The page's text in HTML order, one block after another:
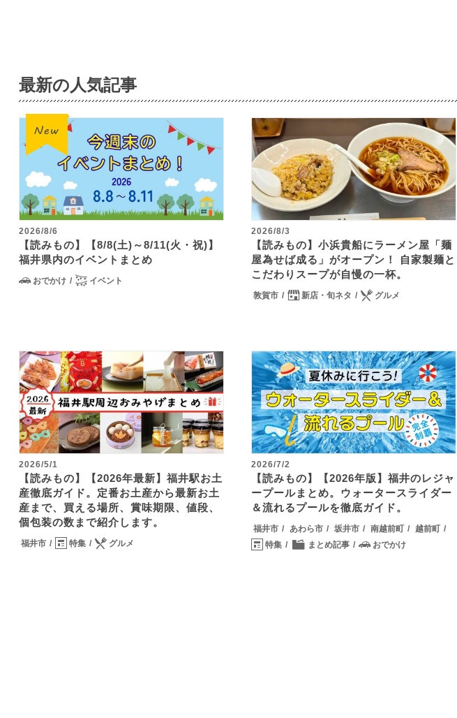
最新の人気記事
2026/8/6
【読みもの】【8/8(土)～8/11(火・祝)】
福井県内のイベントまとめ
おでかけ イベント
2026/8/3
【読みもの】小浜貴船にラーメン屋「麺
屋為せば成る」がオープン！ 自家製麺と
こだわりスープが自慢の一杯。
敦賀市 新店・旬ネタ グルメ
2026/5/1
【読みもの】【2026年最新】福井駅お土
産徹底ガイド。定番お土産から最新お土
産まで、買える場所、賞味期限、値段、
個包装の数まで紹介します。
福井市 特集 グルメ
2026/7/2
【読みもの】【2026年版】福井のレジャ
ープールまとめ。ウォータースライダー
＆流れるプールを徹底ガイド。
福井市 あわら市 坂井市 南越前町
越前町
特集
まとめ記事 おでかけ